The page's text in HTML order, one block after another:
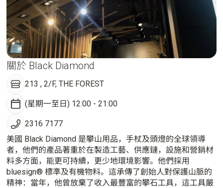
關於 Black Diamond
213 , 2/F, THE FOREST
(星期一至日) 12:00 - 21:00
2316 7177
美國 Black Diamond 是攀山用品，手杖及頭燈的全球領導
者，他們的產品著重於在製造工藝、供應鏈，設施和營銷材
料多方面，能更可持續，更少地環境影響。他們採用
bluesign® 標準及有機物料。這承傳了創始人對保護山脈的
精神：當年，他曾放棄了收入最豐富的攀石工具，這工具嚴